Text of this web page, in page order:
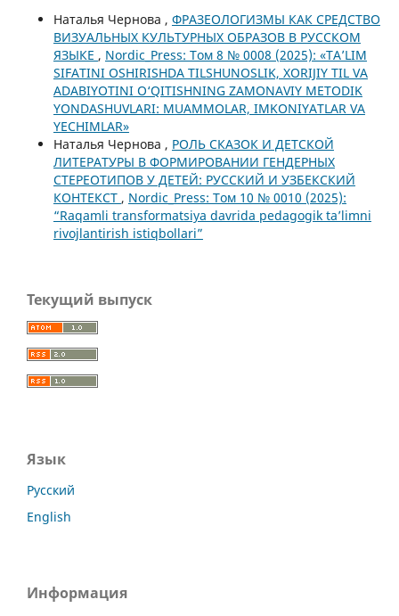
Наталья Чернова , ФРАЗЕОЛОГИЗМЫ КАК СРЕДСТВО
ВИЗУАЛЬНЫХ КУЛЬТУРНЫХ ОБРАЗОВ В РУССКОМ
ЯЗЫКЕ , Nordic_Press: Том 8 № 0008 (2025): «TA’LIM
SIFATINI OSHIRISHDA TILSHUNOSLIK, XORIJIY TIL VA
ADABIYOTINI O‘QITISHNING ZAMONAVIY METODIK
YONDASHUVLARI: MUAMMOLAR, IMKONIYATLAR VA
YECHIMLAR»
Наталья Чернова , РОЛЬ СКАЗОК И ДЕТСКОЙ
ЛИТЕРАТУРЫ В ФОРМИРОВАНИИ ГЕНДЕРНЫХ
СТЕРЕОТИПОВ У ДЕТЕЙ: РУССКИЙ И УЗБЕКСКИЙ
КОНТЕКСТ , Nordic_Press: Том 10 № 0010 (2025):
“Raqamli transformatsiya davrida pedagogik ta’limni
rivojlantirish istiqbollari”
Текущий выпуск
Язык
Русский
English
Информация